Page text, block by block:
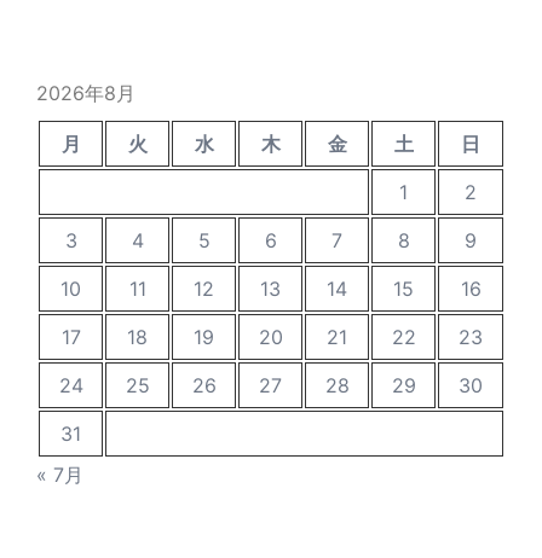
2026年8月
月 火 水 木 金 土
日
1
2
3
4 5 6 7 8
9
10
11 12 13 14 15
16
17
18 19 20 21 22
23
24
25 26 27 28 29
30
31
« 7月